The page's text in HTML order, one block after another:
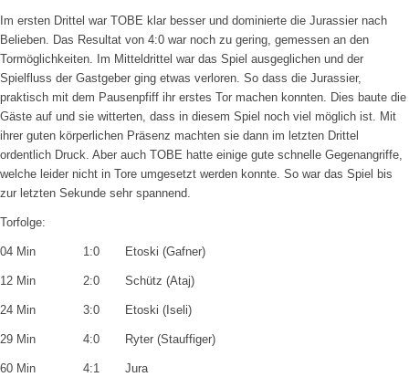
Im ersten Drittel war TOBE klar besser und dominierte die Jurassier nach
Belieben. Das Resultat von 4:0 war noch zu gering, gemessen an den
Tormöglichkeiten. Im Mitteldrittel war das Spiel ausgeglichen und der
Spielfluss der Gastgeber ging etwas verloren. So dass die Jurassier,
praktisch mit dem Pausenpfiff ihr erstes Tor machen konnten. Dies baute die
Gäste auf und sie witterten, dass in diesem Spiel noch viel möglich ist. Mit
ihrer guten körperlichen Präsenz machten sie dann im letzten Drittel
ordentlich Druck. Aber auch TOBE hatte einige gute schnelle Gegenangriffe,
welche leider nicht in Tore umgesetzt werden konnte. So war das Spiel bis
zur letzten Sekunde sehr spannend.
Torfolge:
04 Min 1:0 Etoski (Gafner)
12 Min 2:0 Schütz (Ataj)
24 Min 3:0 Etoski (Iseli)
29 Min 4:0 Ryter (Stauffiger)
60 Min 4:1 Jura